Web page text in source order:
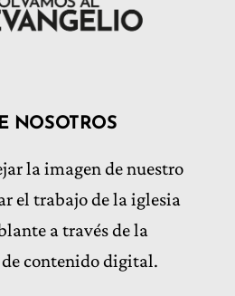
NOSOTROS
la imagen de nuestro
el trabajo de la iglesia
a través de la
contenido digital.